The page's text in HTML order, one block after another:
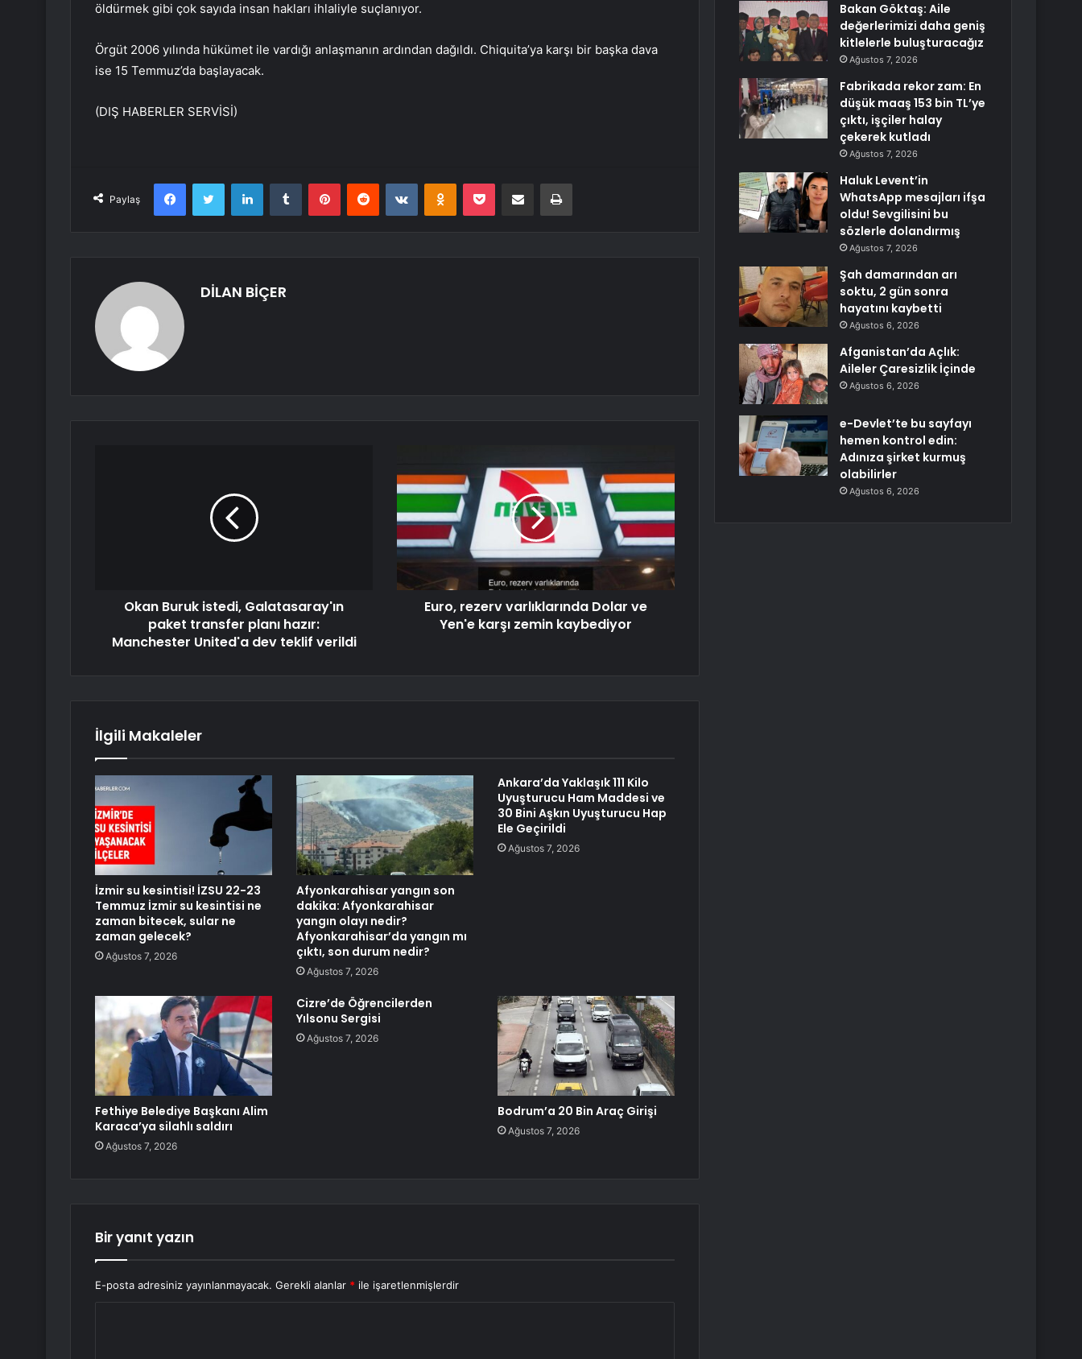
öldürmek gibi çok sayıda insan hakları ihlaliyle suçlanıyor.
Örgüt 2006 yılında hükümet ile vardığı anlaşmanın ardından dağıldı. Chiquita’ya karşı bir başka dava
ise 15 Temmuz’da başlayacak.
(DIŞ HABERLER SERVİSİ)
Paylaş
FacebookTwitter LinkedInTumblr PinterestReddit VKontakteOdnoklassniki
Pocket E-Posta ile paylaş Yazdır
DİLAN BİÇER
Okan Buruk istedi, Galatasaray'ın
paket transfer planı hazır:
Manchester United'a dev teklif verildi
Euro, rezerv varlıklarında Dolar ve
Yen'e karşı zemin kaybediyor
İlgili Makaleler
İzmir su kesintisi! İZSU 22-23
Temmuz İzmir su kesintisi ne
zaman bitecek, sular ne
zaman gelecek?
Ağustos 7, 2026
Afyonkarahisar yangın son
dakika: Afyonkarahisar
yangın olayı nedir?
Afyonkarahisar’da yangın mı
çıktı, son durum nedir?
Ağustos 7, 2026
Ankara’da Yaklaşık 111 Kilo
Uyuşturucu Ham Maddesi ve
30 Bini Aşkın Uyuşturucu Hap
Ele Geçirildi
Ağustos 7, 2026
Fethiye Belediye Başkanı Alim
Karaca’ya silahlı saldırı
Ağustos 7, 2026
Cizre’de Öğrencilerden
Yılsonu Sergisi
Ağustos 7, 2026
Bodrum’a 20 Bin Araç Girişi
Ağustos 7, 2026
Bir yanıt yazın
E-posta adresiniz yayınlanmayacak. Gerekli alanlar * ile işaretlenmişlerdir
Bakan Göktaş: Aile
değerlerimizi daha geniş
kitlelerle buluşturacağız
Ağustos 7, 2026
Fabrikada rekor zam: En
düşük maaş 153 bin TL’ye
çıktı, işçiler halay
çekerek kutladı
Ağustos 7, 2026
Haluk Levent’in
WhatsApp mesajları ifşa
oldu! Sevgilisini bu
sözlerle dolandırmış
Ağustos 7, 2026
Şah damarından arı
soktu, 2 gün sonra
hayatını kaybetti
Ağustos 6, 2026
Afganistan’da Açlık:
Aileler Çaresizlik İçinde
Ağustos 6, 2026
e-Devlet’te bu sayfayı
hemen kontrol edin:
Adınıza şirket kurmuş
olabilirler
Ağustos 6, 2026